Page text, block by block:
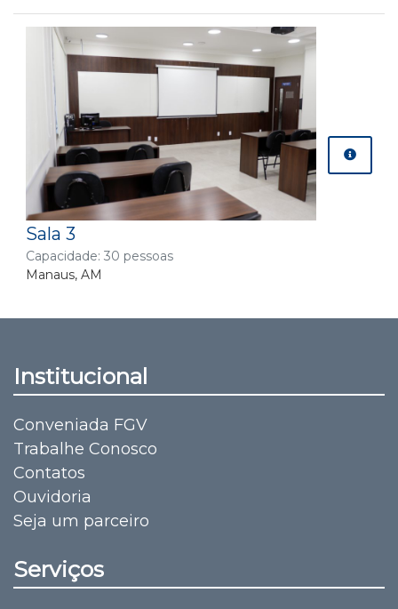
Sala 3
Capacidade: 30 pessoas
Manaus, AM
Institucional
Conveniada FGV
Trabalhe Conosco
Contatos
Ouvidoria
Seja um parceiro
Serviços